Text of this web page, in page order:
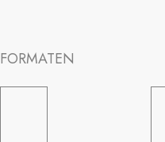
FORMATEN